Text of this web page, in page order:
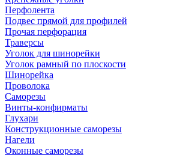
Перфолента
Подвес прямой для профилей
Прочая перфорация
Траверсы
Уголок для шинорейки
Уголок рамный по плоскости
Шинорейка
Проволока
Саморезы
Винты-конфирматы
Глухари
Конструкционные саморезы
Нагели
Оконные саморезы